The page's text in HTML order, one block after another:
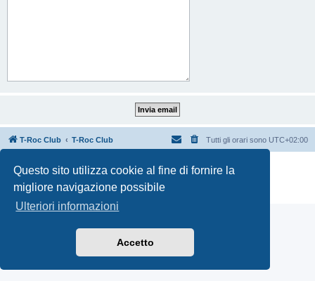
Questo sito utilizza cookie al fine di fornire la
migliore navigazione possibile
Ulteriori informazioni
Accetto
T-Roc Club T-Roc Club Tutti gli orari sono UTC+02:00
Creato da
® Forum Software © phpBB Limited
Privacy|Condizioni